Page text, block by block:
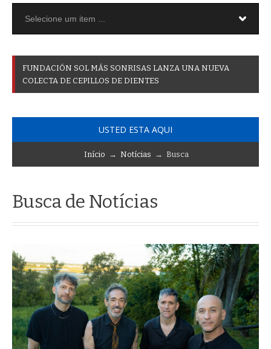
FUNDACIÓN SOL MÁS SONRISAS LANZA UNA NUEVA
COLECTA DE CEPILLOS DE DIENTES
USTED ESTA AQUI
Início → Notícias → Busca
Busca de Notícias